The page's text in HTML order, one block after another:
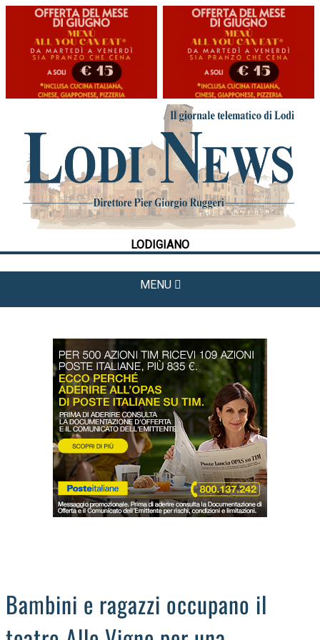
LODIGIANO
MENU
HOME
CRONACA
POLITICA
LA FOTO
METEO
CULTURA
DAL TERRITORIO
OROSCOPO
LA PIAZZA
ANIMALI
OCCHIO ALLA TRUFFA
NECROLOGI
Bambini e ragazzi occupano il